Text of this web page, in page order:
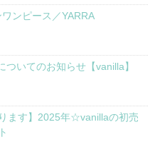
ンピース／YARRA
ついてのお知らせ【vanilla】
ます】2025年☆vanillaの初売